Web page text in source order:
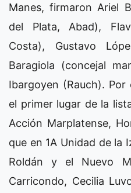
Manes, firmaron Ariel
del Plata, Abad),
Costa), Gustavo
Baragiola (concejal
Ibargoyen (Rauch).
el primer lugar de la
Acción Marplatense,
que en 1A Unidad de la
Roldán y el Nuevo
Carricondo, Cecilia